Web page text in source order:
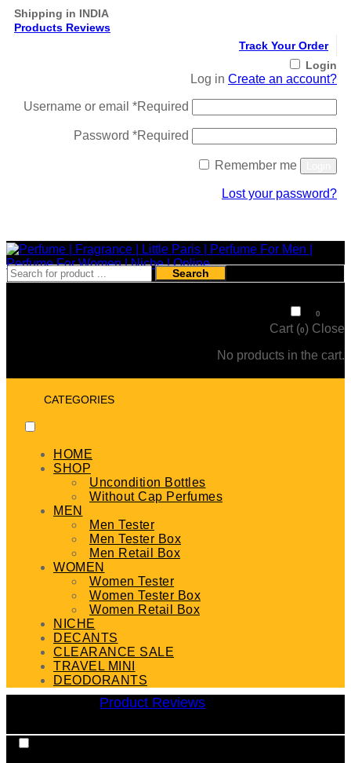
Shipping in INDIA
Products Reviews
Track Your Order
Login
Log in Create an account?
Username or email *Required
Password *Required
Remember me
Lost your password?
Search
0
Cart (0) Close
No products in the cart.
CATEGORIES
HOME
SHOP
Uncondition Bottles
Without Cap Perfumes
MEN
Men Tester
Men Tester Box
Men Retail Box
WOMEN
Women Tester
Women Tester Box
Women Retail Box
NICHE
DECANTS
CLEARANCE SALE
TRAVEL MINI
DEODORANTS
Product Reviews